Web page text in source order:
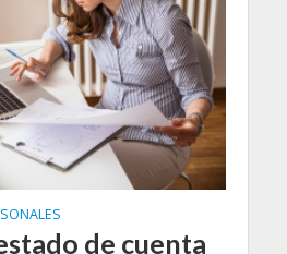
de cuenta